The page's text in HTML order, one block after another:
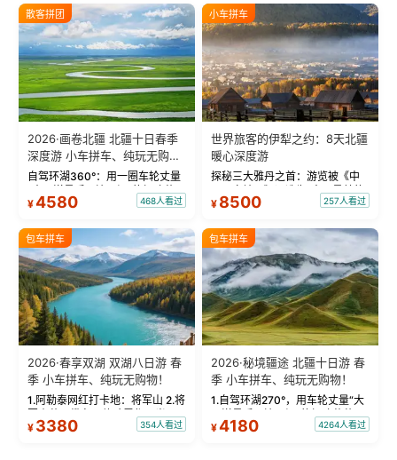
散客拼团
2026·画卷北疆 北疆十日春季
深度游 小车拼车、纯玩无购
物！
自驾环湖360°：用一圈车轮丈量
“大西洋最后一滴眼泪”的极致蔚
蓝。 赛湖旅拍：甄选多款风格服
绝美瞬间。 赛湖坦克300跟车视
频：专业摄影师...
¥4580 468人看过
小车拼车
世界旅客的伊犁之约：8天北疆
暖心深度游
探秘三大雅丹之首：游览被《中
国国家地理》评选为“中国最美的
三大雅丹”第一名的克拉玛依魔鬼
瓦人最大村落——禾木村，欣赏
晨雾与小木...
¥ 8500 257人看过
包车拼车
2026·春享双湖 双湖八日游 春
季 小车拼车、纯玩无购物！
1.阿勒泰网红打卡地：将军山 2.将
军山落日缆车，体验雪都风光 3.
将军山，夕阳派对，蹦迪party 4.
¥ 3380 354人看过
包车拼车
2026·秘境疆途 北疆十日游 春
季 小车拼车、纯玩无购物！
1.自驾环湖270°，用车轮丈量“大
西洋最后一滴眼泪”的极致蔚蓝，
让雪山、花海与深邃湖水在转弯
¥4180 4264人看过